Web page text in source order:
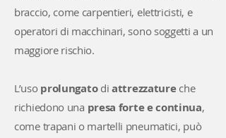
braccio, come carpentieri, elettricisti, e
operatori di macchinari, sono soggetti a un
maggiore rischio.
L’uso prolungatodiattrezzatureche
richiedono una presa forte e continua,
come trapani o martelli pneumatici, può